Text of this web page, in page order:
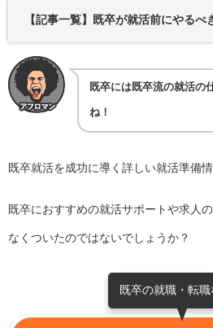
【記事一覧】既卒が就活前にやるべ
既卒には既卒流の就活の
ね！
既卒就活を成功に導く詳しい就活準備
既卒におすすめの就活サポートや求人
なくついたのではないでしょうか？
既卒の就職・転職